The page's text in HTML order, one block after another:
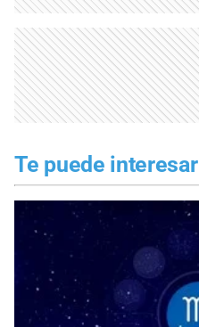
Te puede interesar